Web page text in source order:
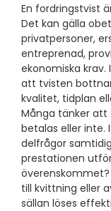
En fordringstvist
Det kan gälla
privatpersoner,
entreprenad,
ekonomiska
att tvisten
kvalitet, tidplan
Många tänker att
betalas eller inte.
delfrågor
prestationen
till kvittning eller
sällan löses